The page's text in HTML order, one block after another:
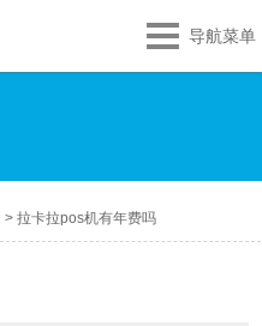
导航菜单
>拉卡拉pos机有年费吗